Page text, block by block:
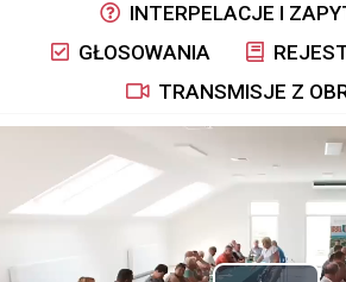
INTERPELACJE I
GŁOSOWANIA
TRANSMISJE Z